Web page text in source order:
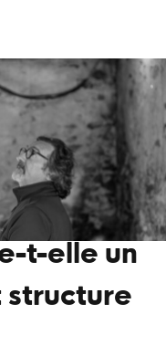
t-elle un
structure